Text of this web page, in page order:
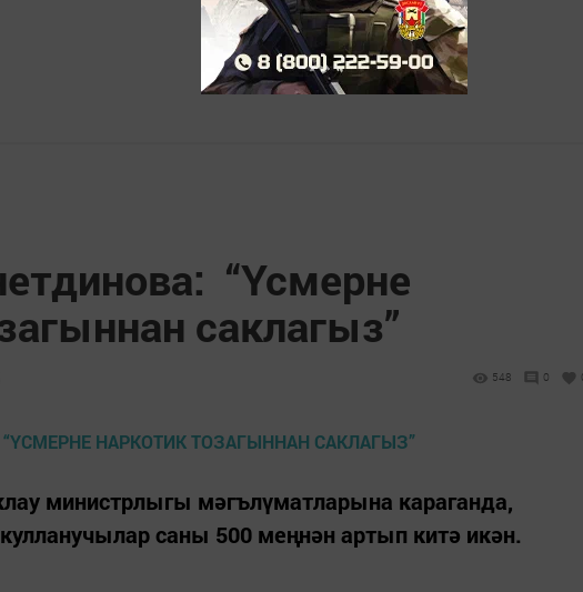
“Үсмерне
саклагыз”
548 0
министрлыгы мәгълүматларына караганда,
саны 500 меңнән артып китә икән.